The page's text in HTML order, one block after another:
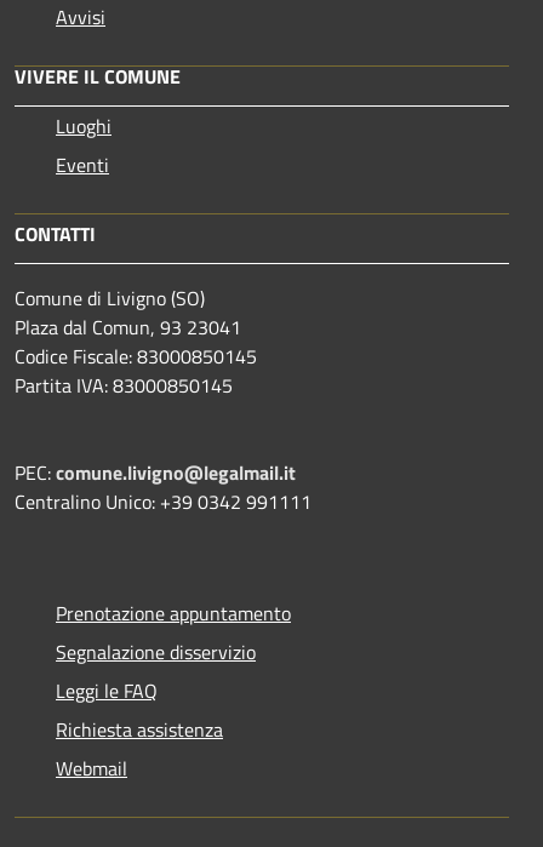
Avvisi
VIVERE IL COMUNE
Luoghi
Eventi
CONTATTI
Comune di Livigno (SO)
Plaza dal Comun, 93 23041
Codice Fiscale: 83000850145
Partita IVA: 83000850145
PEC:comune.livigno@legalmail.it
Centralino Unico: +39 0342 991111
Prenotazione appuntamento
Segnalazione disservizio
Leggi le FAQ
Richiesta assistenza
Webmail